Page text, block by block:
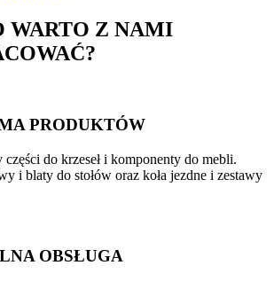
WARTO Z NAMI
PRODUKTÓW
do krzeseł i komponenty do mebli.
i blaty do stołów oraz koła jezdne i zestawy
OBSŁUGA